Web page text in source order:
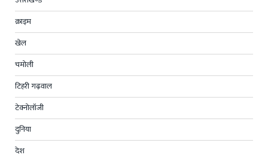
क्राइम
खेल
चमोली
टिहरी गढ़वाल
टेक्नोलॉजी
दुनिया
देश